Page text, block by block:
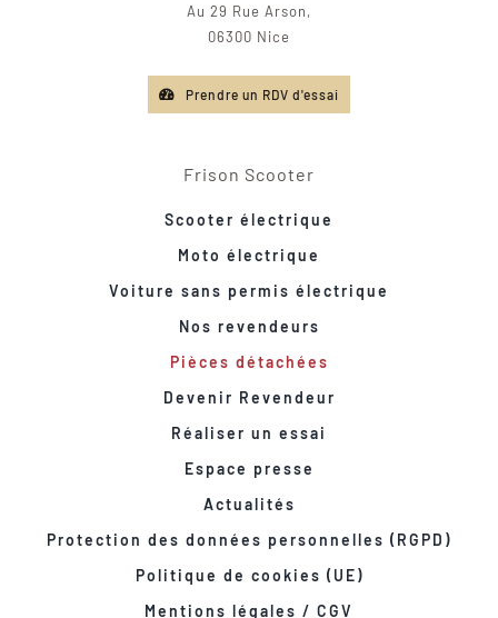
Au 29 Rue Arson,
06300 Nice
Prendre un RDV d'essai
Frison Scooter
Scooter électrique
Moto électrique
Voiture sans permis électrique
Nos revendeurs
Pièces détachées
Devenir Revendeur
Réaliser un essai
Espace presse
Actualités
Protection des données personnelles (RGPD)
Politique de cookies (UE)
Mentions légales / CGV